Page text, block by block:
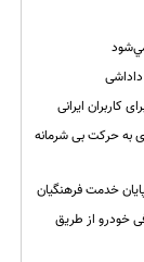
به حرکت بی شرمانه
خودرو از طریق